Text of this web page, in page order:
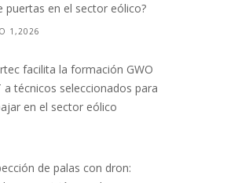
puertas en el sector eólico?
1,2026
facilita la formación GWO
a técnicos seleccionados para
en el sector eólico
de palas con dron: